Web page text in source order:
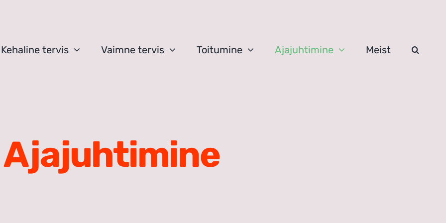
Kehaline tervis Vaimne tervis Toitumine Ajajuhtimine Meist
Ajajuhtimine